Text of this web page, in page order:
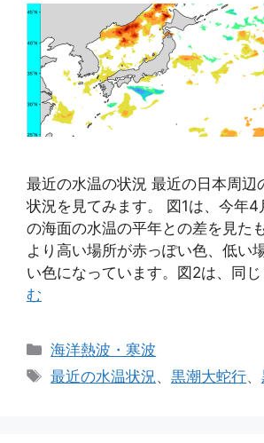
最近の水温の状況 最近の日本周辺
状況を見てみます。 図1は、今年4
の海面の水温の平年との差を見た
より高い場所が赤っぽい色、低い
い色になっています。図2は、同
む
カ
テ
海洋熱波・寒波
タ
最近の水温状況、黒潮大蛇行、